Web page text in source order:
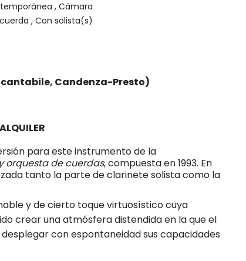
, Cámara
, Con solista(s)
Candenza-Presto)
para este instrumento de la
orquesta de cuerdas, compuesta en 1993. En
tanto la parte de clarinete solista como la
y de cierto toque virtuosístico cuya
crear una atmósfera distendida en la que el
con espontaneidad sus capacidades